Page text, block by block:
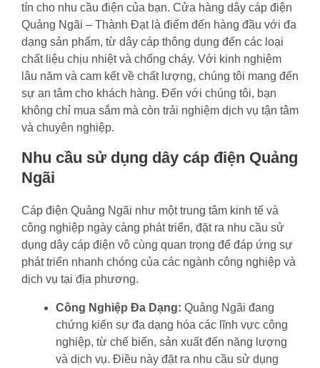
tín cho nhu cầu điện của bạn. Cửa hàng dây cáp điện
Quảng Ngãi – Thành Đạt là điểm đến hàng đầu với đa
dạng sản phẩm, từ dây cáp thông dụng đến các loại
chất liệu chịu nhiệt và chống cháy. Với kinh nghiệm
lâu năm và cam kết về chất lượng, chúng tôi mang đến
sự an tâm cho khách hàng. Đến với chúng tôi, bạn
không chỉ mua sắm mà còn trải nghiệm dịch vụ tận tâm
và chuyên nghiệp.
Nhu cầu sử dụng dây cáp điện Quảng
Ngãi
Cáp điện Quảng Ngãi như một trung tâm kinh tế và
công nghiệp ngày càng phát triển, đặt ra nhu cầu sử
dụng dây cáp điện vô cùng quan trọng để đáp ứng sự
phát triển nhanh chóng của các ngành công nghiệp và
dịch vụ tại địa phương.
Công Nghiệp Đa Dạng: Quảng Ngãi đang
chứng kiến sự đa dạng hóa các lĩnh vực công
nghiệp, từ chế biến, sản xuất đến năng lượng
và dịch vụ. Điều này đặt ra nhu cầu sử dụng